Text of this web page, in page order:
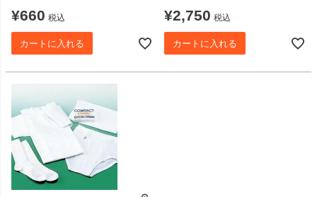
¥660 税込
カートに入れる
¥2,750 税込
カートに入れる